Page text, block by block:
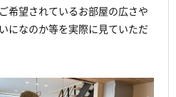
希望されているお部屋の広さや
になのか等を実際に見ていただ